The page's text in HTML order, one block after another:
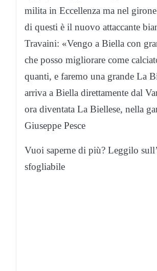
milita in Eccellenza ma nel
di questi è il nuovo attaccante
Travaini: «Vengo a Biella con
che posso migliorare come
quanti, e faremo una grande La
arriva a Biella direttamente dal
ora diventata La Biellese, nella
Giuseppe Pesce
Vuoi saperne di più? Leggilo
sfogliabile